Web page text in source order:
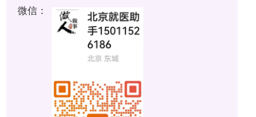
微信：